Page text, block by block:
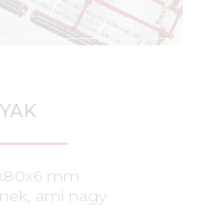
mm
ami nagy